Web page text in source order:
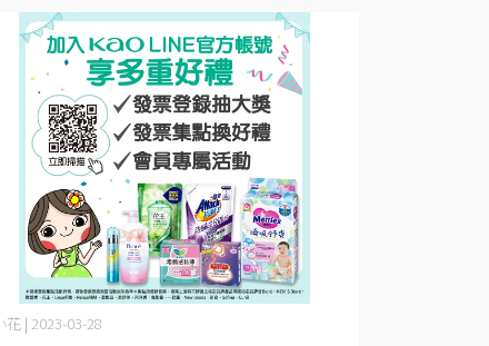
花 | 2023-03-28